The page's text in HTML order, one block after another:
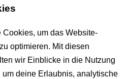
um das Website-
optimieren. Mit diesen
wir Einblicke in die Nutzung
deine Erlaubnis, analytische